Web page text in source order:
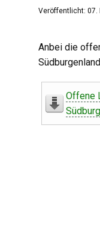
Veröffentlicht: 07.
Anbei die
Offene